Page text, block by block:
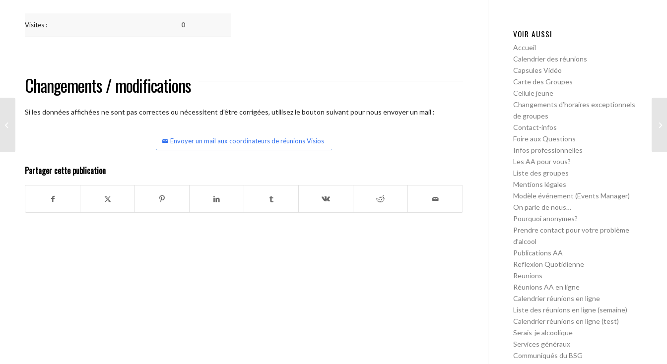
Visites : 0
Changements / modifications
Si les données affichées ne sont pas correctes ou nécessitent d'être corrigées, utilisez le bouton suivant pour nous envoyer un mail :
Envoyer un mail aux coordinateurs de réunions Visios
Partager cette publication
VOIR AUSSI
Accueil
Calendrier des réunions
Capsules Vidéo
Carte des Groupes
Cellule jeune
Changements d’horaires exceptionnels
de groupes
Contact-infos
Foire aux Questions
Infos professionnelles
Les AA pour vous?
Liste des groupes
Mentions légales
Modèle événement (Events Manager)
On parle de nous…
Pourquoi anonymes?
Prendre contact pour votre problème
d’alcool
Publications AA
Reflexion Quotidienne
Reunions
Réunions AA en ligne
Calendrier réunions en ligne
Liste des réunions en ligne (semaine)
Calendrier réunions en ligne (test)
Serais-je alcoolique
Services généraux
Communiqués du BSG